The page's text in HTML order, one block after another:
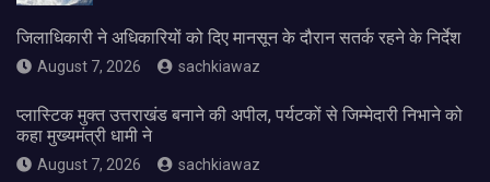
जिलाधिकारी ने अधिकारियों को दिए मानसून के दौरान सतर्क रहने के निर्देश
August 7, 2026 sachkiawaz
प्लास्टिक मुक्त उत्तराखंड बनाने की अपील, पर्यटकों से जिम्मेदारी निभाने को
कहा मुख्यमंत्री धामी ने
August 7, 2026 sachkiawaz